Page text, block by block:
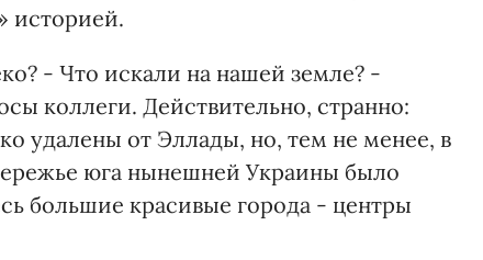
историей.
- Что искали на нашей земле? -
коллеги. Действительно, странно:
удалены от Эллады, но, тем не менее, в
юга нынешней Украины было
большие красивые города - центры